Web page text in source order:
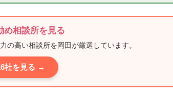
め相談所を見る
の高い相談所を岡田が厳選しています。
社を見る →